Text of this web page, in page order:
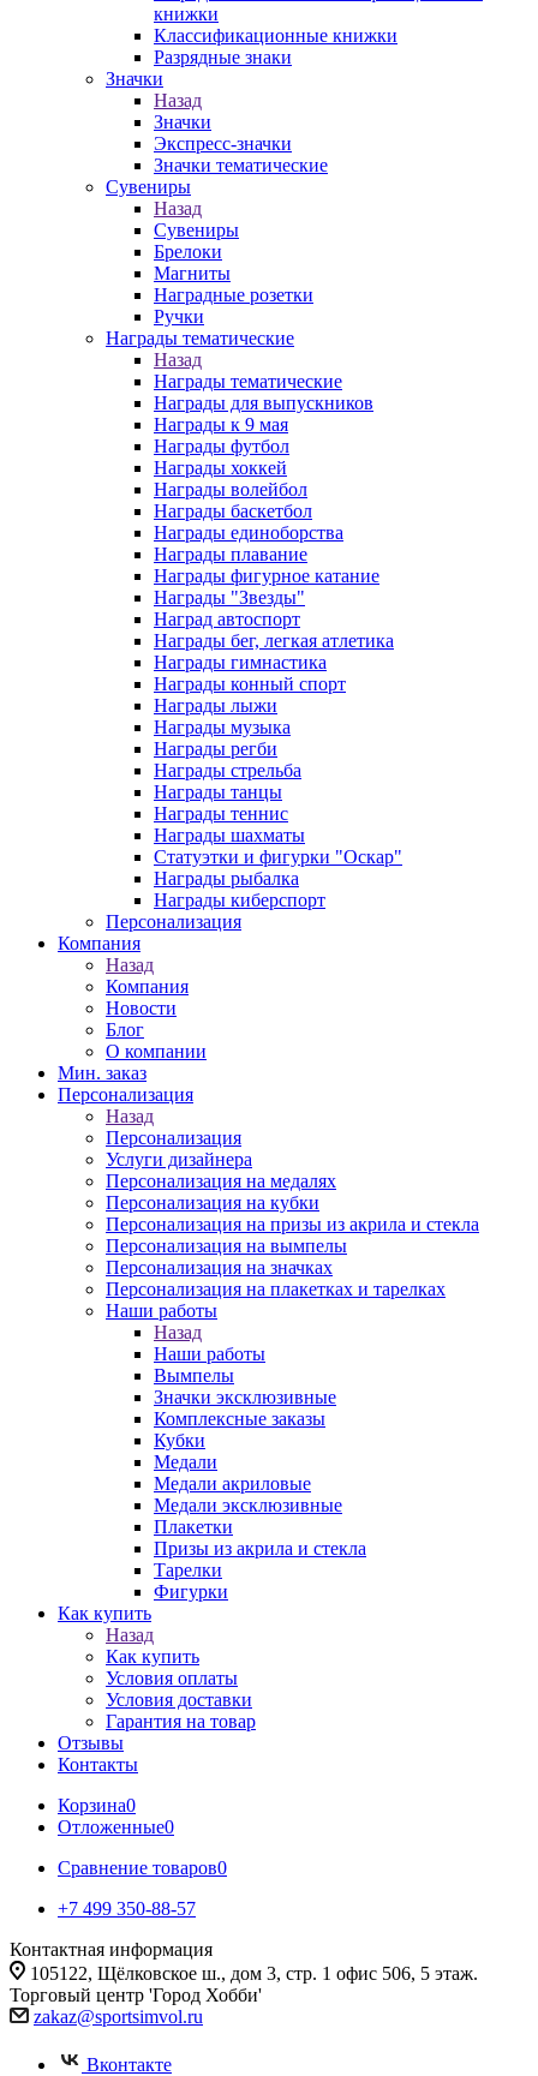
книжки
Классификационные книжки
Разрядные знаки
Значки
Назад
Значки
Экспресс-значки
Значки тематические
Сувениры
Назад
Сувениры
Брелоки
Магниты
Наградные розетки
Ручки
Награды тематические
Назад
Награды тематические
Награды для выпускников
Награды к 9 мая
Награды футбол
Награды хоккей
Награды волейбол
Награды баскетбол
Награды единоборства
Награды плавание
Награды фигурное катание
Награды "Звезды"
Наград автоспорт
Награды бег, легкая атлетика
Награды гимнастика
Награды конный спорт
Награды лыжи
Награды музыка
Награды регби
Награды стрельба
Награды танцы
Награды теннис
Награды шахматы
Статуэтки и фигурки "Оскар"
Награды рыбалка
Награды киберспорт
Персонализация
Компания
Назад
Компания
Новости
Блог
О компании
Мин. заказ
Персонализация
Назад
Персонализация
Услуги дизайнера
Персонализация на медалях
Персонализация на кубки
Персонализация на призы из акрила и стекла
Персонализация на вымпелы
Персонализация на значках
Персонализация на плакетках и тарелках
Наши работы
Назад
Наши работы
Вымпелы
Значки эксклюзивные
Комплексные заказы
Кубки
Медали
Медали акриловые
Медали эксклюзивные
Плакетки
Призы из акрила и стекла
Тарелки
Фигурки
Как купить
Назад
Как купить
Условия оплаты
Условия доставки
Гарантия на товар
Отзывы
Контакты
Корзина0
Отложенные0
Сравнение товаров0
+7 499 350-88-57
Контактная информация
105122, Щёлковское ш., дом 3, стр. 1 офис 506, 5 этаж.
Торговый центр 'Город Хобби'
zakaz@sportsimvol.ru
Вконтакте